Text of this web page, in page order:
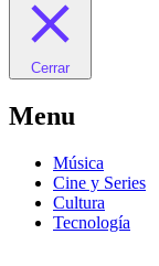
Cerrar
Menu
Música
Cine y Series
Cultura
Tecnología